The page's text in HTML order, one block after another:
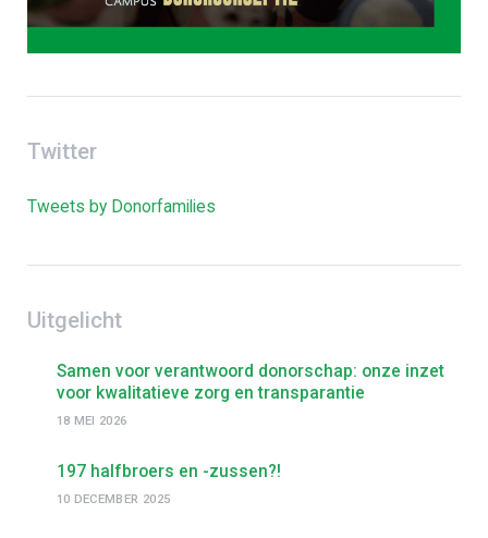
Twitter
Tweets by Donorfamilies
Uitgelicht
Samen voor verantwoord donorschap: onze inzet
voor kwalitatieve zorg en transparantie
18 MEI 2026
197 halfbroers en -zussen?!
10 DECEMBER 2025